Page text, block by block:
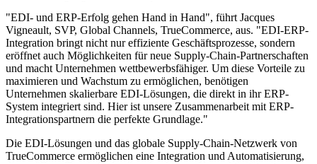
"EDI- und ERP-Erfolg gehen Hand in Hand", führt Jacques
Vigneault, SVP, Global Channels, TrueCommerce, aus. "EDI-ERP-
Integration bringt nicht nur effiziente Geschäftsprozesse, sondern
eröffnet auch Möglichkeiten für neue Supply-Chain-Partnerschaften
und macht Unternehmen wettbewerbsfähiger. Um diese Vorteile zu
maximieren und Wachstum zu ermöglichen, benötigen
Unternehmen skalierbare EDI-Lösungen, die direkt in ihr ERP-
System integriert sind. Hier ist unsere Zusammenarbeit mit ERP-
Integrationspartnern die perfekte Grundlage."
Die EDI-Lösungen und das globale Supply-Chain-Netzwerk von
TrueCommerce ermöglichen eine Integration und Automatisierung,